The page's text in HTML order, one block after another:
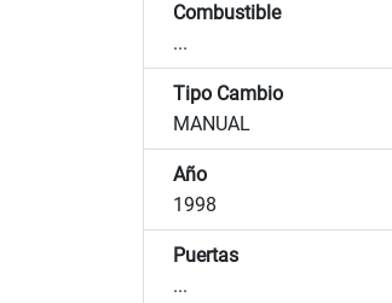
Combustible
...
Tipo Cambio
MANUAL
Año
1998
Puertas
...